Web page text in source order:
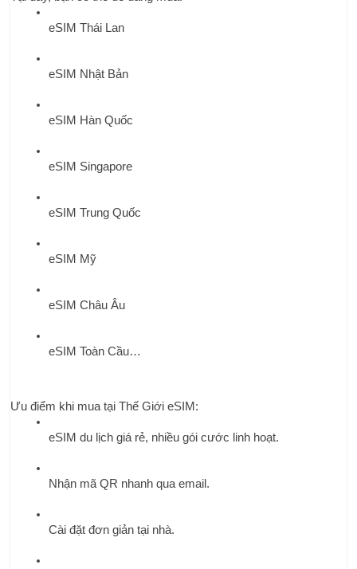
eSIM Thái Lan
eSIM Nhật Bản
eSIM Hàn Quốc
eSIM Singapore
eSIM Trung Quốc
eSIM Mỹ
eSIM Châu Âu
eSIM Toàn Cầu…
Ưu điểm khi mua tại Thế Giới eSIM:
eSIM du lịch giá rẻ, nhiều gói cước linh hoạt.
Nhận mã QR nhanh qua email.
Cài đặt đơn giản tại nhà.